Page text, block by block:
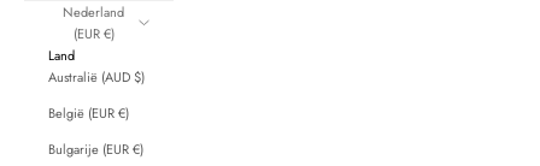
Nederland
(EUR €)
Land
Australië (AUD $)
België (EUR €)
Bulgarije (EUR €)